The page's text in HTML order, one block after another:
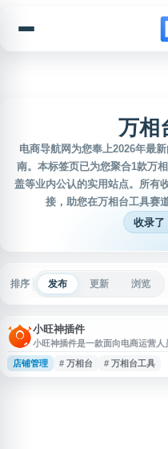
万相
电商导航网为您奉上2026年最
南。本标签页已为您聚合1款万
盖等业内公认的实用站点。所有
接，助您在万相台工具赛
收录了
排序 发布 更新 浏览
小旺神插件
小旺神插件是一款面向电商运营
猫等电商平台的运营效率。该插件
价透视等功能，帮助商家快速获取
店铺管理 # 万相台 # 万相台工具